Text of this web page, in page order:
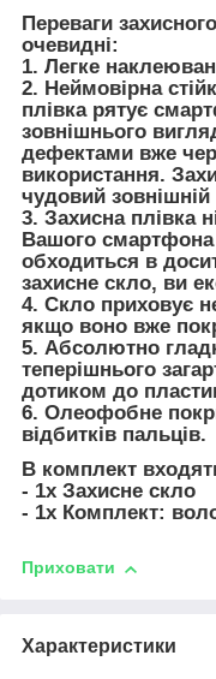
Переваги
очевидні:
1. Легке
2. Неймовірна
плівка рятує
зовнішнього
дефектами вже
використання.
чудовий
3. Захисна плівка
Вашого смартфона
обходиться в
захисне скло, ви
4. Скло приховує
якщо воно вже
5. Абсолютно
теперішнього
дотиком до
6. Олеофобне
відбитків пальців.
В комплект
- 1х Захисне скло
- 1х Комплект:
Приховати
Характеристики